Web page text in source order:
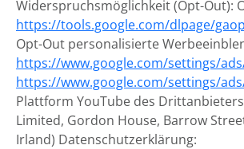
Widerspruchsmöglichkeit (Opt-Out):
https://tools.google.com/dlpage/
Opt-Out personalisierte
https://www.google.com/settings/
https://www.google.com/settings/
Plattform YouTube des
Limited, Gordon House, Barrow
Irland) Datenschutzerklärung: